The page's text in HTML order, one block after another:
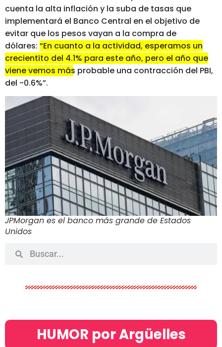
cuenta la alta inflación y la suba de tasas que
implementará el Banco Central en el objetivo de
evitar que los pesos vayan a la compra de
dólares: “En cuanto a la actividad, esperamos un
crecientito del 4.1% para este año, pero el año que
viene vemos más probable una contracción del PBI,
del -0.6%”.
JPMorgan es el banco más grande de Estados
Unidos
HUMOR por Argüelles​